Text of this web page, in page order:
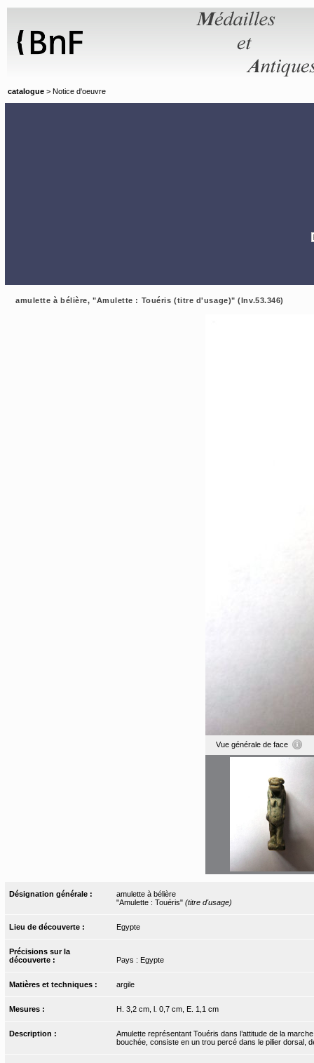
catalogue > Notice d'oeuvre
amulette à bélière, "Amulette : Touéris (titre d'usage)" (Inv.53.346)
Vue générale de face
Désignation générale :
amulette à bélière
"Amulette : Touéris" (titre d'usage)
Lieu de découverte : Egypte
Précisions sur la
découverte :
Pays : Egypte
Matières et techniques : argile
Mesures : H. 3,2 cm, l. 0,7 cm, E. 1,1 cm
Description :
Amulette représentant Touéris dans l’attitude de la
bouchée, consiste en un trou percé dans le pilier dorsal,